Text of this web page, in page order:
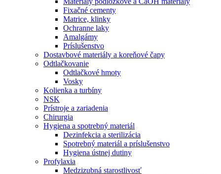
Fixačné cementy
Matrice, klinky
Ochranne laky
Amalgámy
Príslušenstvo
Dostavbové materiály a koreňové čapy
Odtlačkovanie
Odtlačkové hmoty
Vosky
Kolienka a turbíny
NSK
Prístroje a zariadenia
Chirurgia
Hygiena a spotrebný materiál
Dezinfekcia a sterilizácia
Spotrebný materiál a príslušenstvo
Hygiena ústnej dutiny
Profylaxia
Medzizubná starostlivosť